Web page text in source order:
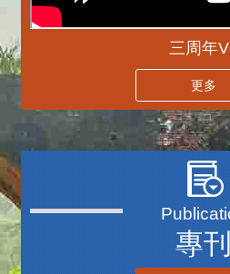
三周年V2
更多